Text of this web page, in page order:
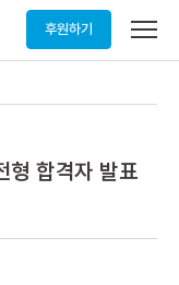
후원하기
메
열
형 합격자 발표